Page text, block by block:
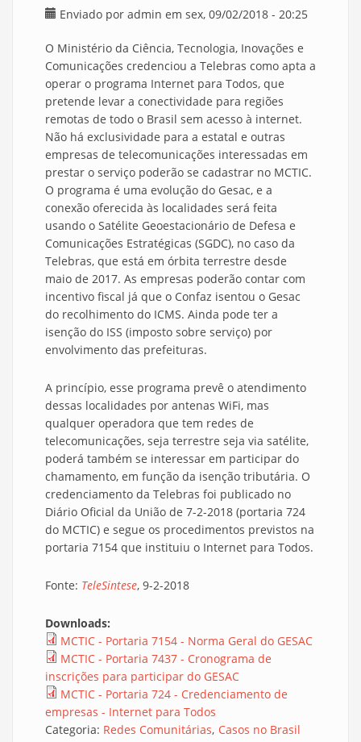
Enviado por admin em sex, 09/02/2018 - 20:25
O Ministério da Ciência, Tecnologia, Inovações e
Comunicações credenciou a Telebras como apta a
operar o programa Internet para Todos, que
pretende levar a conectividade para regiões
remotas de todo o Brasil sem acesso à internet.
Não há exclusividade para a estatal e outras
empresas de telecomunicações interessadas em
prestar o serviço poderão se cadastrar no MCTIC.
O programa é uma evolução do Gesac, e a
conexão oferecida às localidades será feita
usando o Satélite Geoestacionário de Defesa e
Comunicações Estratégicas (SGDC), no caso da
Telebras, que está em órbita terrestre desde
maio de 2017. As empresas poderão contar com
incentivo fiscal já que o Confaz isentou o Gesac
do recolhimento do ICMS. Ainda pode ter a
isenção do ISS (imposto sobre serviço) por
envolvimento das prefeituras.
A princípio, esse programa prevê o atendimento
dessas localidades por antenas WiFi, mas
qualquer operadora que tem redes de
telecomunicações, seja terrestre seja via satélite,
poderá também se interessar em participar do
chamamento, em função da isenção tributária. O
credenciamento da Telebras foi publicado no
Diário Oficial da União de 7-2-2018 (portaria 724
do MCTIC) e segue os procedimentos previstos na
portaria 7154 que instituiu o Internet para Todos.
Fonte: TeleSintese, 9-2-2018
Downloads:
MCTIC - Portaria 7154 - Norma Geral do GESAC
MCTIC - Portaria 7437 - Cronograma de
inscrições para participar do GESAC
MCTIC - Portaria 724 - Credenciamento de
empresas - Internet para Todos
Categoria: Redes Comunitárias Casos no Brasil